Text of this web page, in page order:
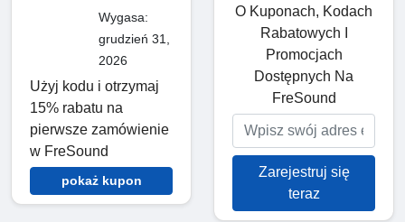
Wygasa:
grudzień 31,
2026
Użyj kodu i otrzymaj
15% rabatu na
pierwsze zamówienie
w FreSound
pokaż kupon
O Kuponach, Kodach
Rabatowych I
Promocjach
Dostępnych Na
FreSound
Zarejestruj się
teraz